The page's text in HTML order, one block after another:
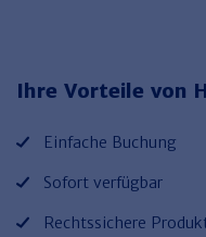
Ihre Vorteile von
Einfache Buchung
Sofort verfügbar
Rechtssichere